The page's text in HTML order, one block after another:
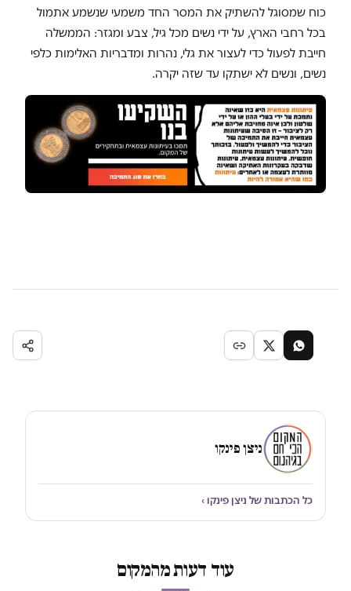
כוח שמסוגל להשתיק את המסר החד משמעי שנשמע אתמול
בכל רחבי הארץ, על ידי נשים מכל גיל, צבע ומגזר: הממשלה
חייבת לפעול כדי לעצור את גלי, נהרות ומדבריות האלימות כלפי
נשים, ונשים לא ישתקו עד שזה יקרה.
ניצן פינקו
כל הכתבות של ניצן פינקו ›
עוד דעות מהמקום